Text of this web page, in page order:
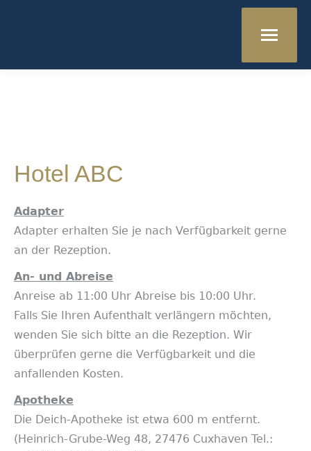
Hotel ABC
Adapter
Adapter erhalten Sie je nach Verfügbarkeit gerne
an der Rezeption.
An- und Abreise
Anreise ab 11:00 Uhr Abreise bis 10:00 Uhr.
Falls Sie Ihren Aufenthalt verlängern möchten,
wenden Sie sich bitte an die Rezeption. Wir
überprüfen gerne die Verfügbarkeit und die
anfallenden Kosten.
Apotheke
Die Deich-Apotheke ist etwa 600 m entfernt.
(Heinrich-Grube-Weg 48, 27476 Cuxhaven Tel.: